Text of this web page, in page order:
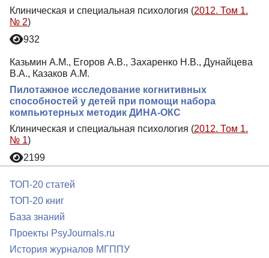
Клиническая и специальная психология (2012. Том 1.
№ 2)
932
Казьмин А.М., Егоров А.В., Захаренко Н.В., Дунайцева
В.А., Казаков А.М.
Пилотажное исследование когнитивных
способностей у детей при помощи набора
компьютерных методик ДИНА-ОКС
Клиническая и специальная психология (2012. Том 1.
№ 1)
2199
ТОП-20 статей
ТОП-20 книг
База знаний
Проекты PsyJournals.ru
История журналов МГППУ